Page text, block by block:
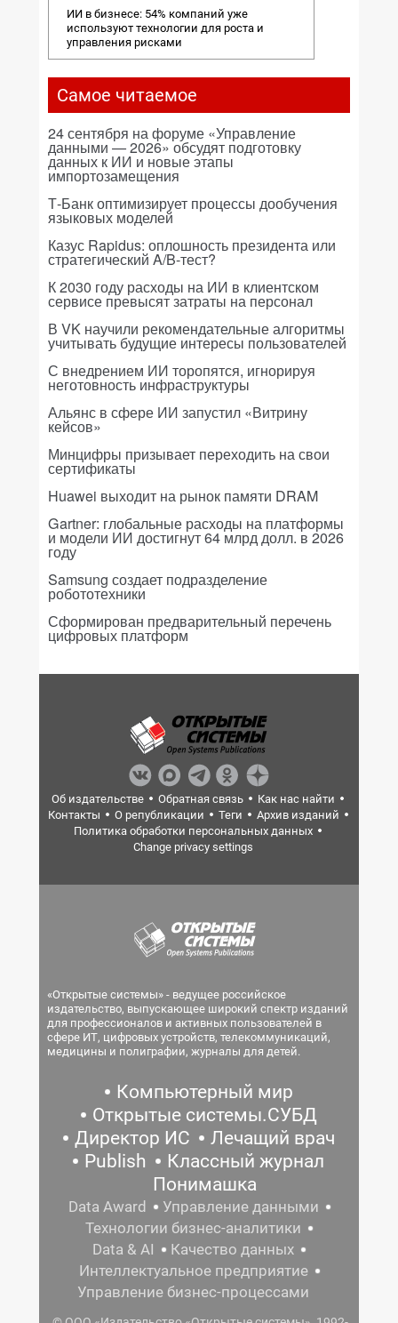
ИИ в бизнесе: 54% компаний уже
используют технологии для роста и
управления рисками
Самое читаемое
24 сентября на форуме «Управление
данными — 2026» обсудят подготовку
данных к ИИ и новые этапы
импортозамещения
Т-Банк оптимизирует процессы дообучения
языковых моделей
Казус Rapidus: оплошность президента или
стратегический A/B-тест?
К 2030 году расходы на ИИ в клиентском
сервисе превысят затраты на персонал
В VK научили рекомендательные алгоритмы
учитывать будущие интересы пользователей
С внедрением ИИ торопятся, игнорируя
неготовность инфраструктуры
Альянс в сфере ИИ запустил «Витрину
кейсов»
Минцифры призывает переходить на свои
сертификаты
Huawei выходит на рынок памяти DRAM
Gartner: глобальные расходы на платформы
и модели ИИ достигнут 64 млрд долл. в 2026
году
Samsung создает подразделение
робототехники
Сформирован предварительный перечень
цифровых платформ
Об издательстве Обратная связь
Как нас найти
Контакты
О републикации Теги
Архив изданий
Политика обработки персональных данных
Change privacy settings
«Открытые системы» - ведущее российское
издательство, выпускающее широкий спектр изданий
для профессионалов и активных пользователей в
сфере ИТ, цифровых устройств, телекоммуникаций,
медицины и полиграфии, журналы для детей.
Компьютерный мир
Открытые системы.СУБД
Директор ИС
Лечащий врач
Publish
Классный журнал
Понимашка
Data Award
Управление данными
Технологии бизнес-аналитики
Data & AI
Качество данных
Интеллектуальное предприятие
Управление бизнес-процессами